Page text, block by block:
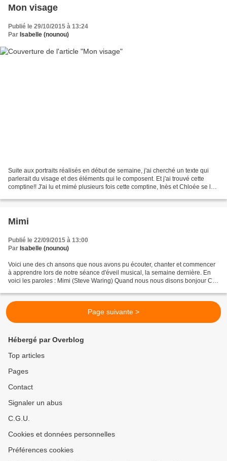
Mon visage
Publié le 29/10/2015 à 13:24
Par Isabelle (nounou)
Suite aux portraits réalisés en début de semaine, j'ai cherché un texte qui
parlerait du visage et des éléments qui le composent. Et j'ai trouvé cette
comptine!! J'ai lu et mimé plusieurs fois cette comptine, Inès et Chloée se la
Mimi
Publié le 22/09/2015 à 13:00
Par Isabelle (nounou)
Voici une des ch ansons que nous avons pu écouter, chanter et commencer
à apprendre lors de notre séance d'éveil musical, la semaine dernière. En
voici les paroles : Mimi (Steve Waring) Quand nous nous disons bonjour Ca
Page suivante >
Hébergé par Overblog
Top articles
Pages
Contact
Signaler un abus
C.G.U.
Cookies et données personnelles
Préférences cookies